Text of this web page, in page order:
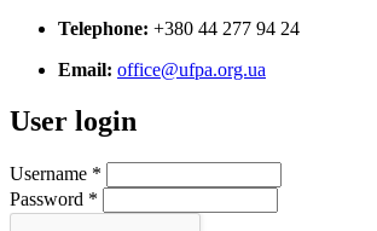
Telephone: +380 44 277 94 24
Email: office@ufpa.org.ua
User login
Username *
Password *